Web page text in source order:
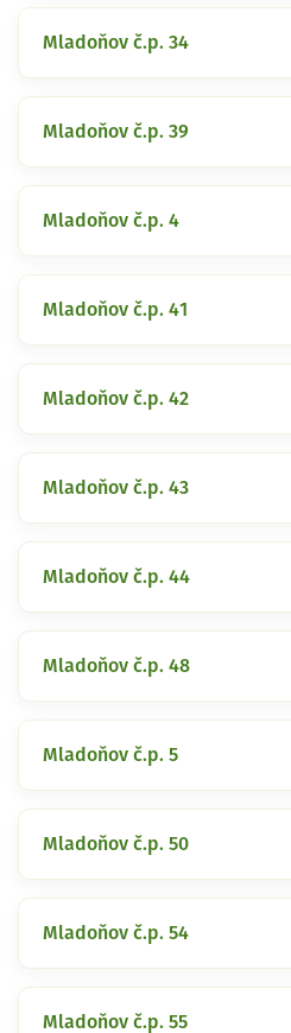
Mladoňov č.p. 34
Mladoňov č.p. 39
Mladoňov č.p. 4
Mladoňov č.p. 41
Mladoňov č.p. 42
Mladoňov č.p. 43
Mladoňov č.p. 44
Mladoňov č.p. 48
Mladoňov č.p. 5
Mladoňov č.p. 50
Mladoňov č.p. 54
Mladoňov č.p. 55